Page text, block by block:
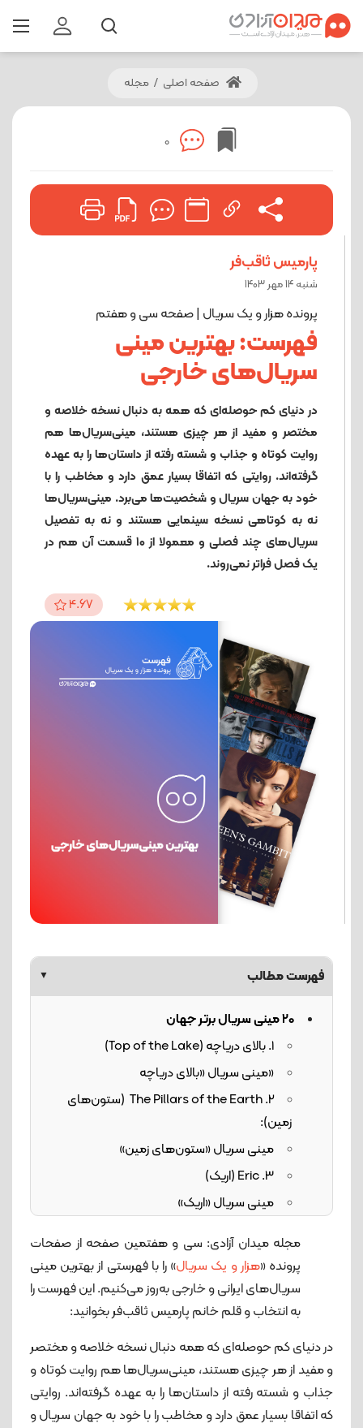
صفحه اصلی / مجله
0
پارمیس ثاقب‌فر
شنبه 14 مهر 1403
پرونده هزار و یک سریال | صفحه سی و هفتم
فهرست: بهترین مینی
سریال‌های خارجی
در دنیای کم حوصله‌ای که همه به دنبال نسخه خلاصه و
مختصر و مفید از هر چیزی هستند، مینی‌سریال‌ها هم
روایت کوتاه و جذاب و شسته رفته از داستان‌ها را به عهده
گرفته‌اند. روایتی که اتفاقا بسیار عمق دارد و مخاطب را با
خود به جهان سریال و شخصیت‌ها می‌برد. مینی‌سریال‌ها
نه به کوتاهی نسخه سینمایی هستند و نه به تفصیل
سریال‌های چند فصلی و معمولا از ۱۰ قسمت آن هم در
یک فصل فراتر نمی‌روند.
4.67
فهرست مطالب ▼
20 مینی سریال برتر جهان
1. بالای دریاچه (Top of the Lake)
«مینی سریال «بالای دریاچه
2. The Pillars of the Earth (ستون‌های
زمین):
مینی سریال «ستون‌های زمین»
3. Eric (اریک)
مینی سریال «اریک»
مینی سریال «گامبی وزیر»
5. صحنه‌هایی از یک ازدواج (Scenes from a
Marriage)
ازدواج»
6. 11.22.63
مینی سریال «11.22.66»
مجله میدان آزادی: سی و هفتمین صفحه از صفحات
پرونده «هزار و یک سریال» را با فهرستی از بهترین مینی
سریال‌های ایرانی و خارجی به‌روز می‌کنیم. این فهرست را
به انتخاب و قلم خانم پارمیس ثاقب‌فر بخوانید:
در دنیای کم حوصله‌ای که همه دنبال نسخه خلاصه و مختصر
و مفید از هر چیزی هستند، مینی‌سریال‌ها هم روایت کوتاه و
جذاب و شسته رفته از داستان‌ها را به عهده گرفته‌اند. روایتی
که اتفاقا بسیار عمق دارد و مخاطب را با خود به جهان سریال و